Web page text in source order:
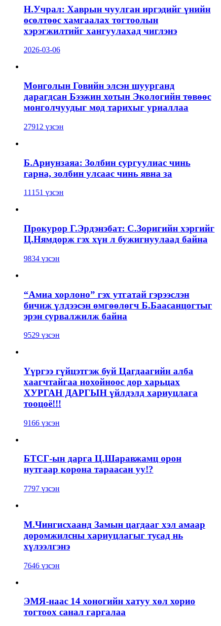
Н.Учрал: Хаврын чуулган иргэдийг үнийн
өсөлтөөс хамгаалах тогтоолын
хэрэгжилтийг хангуулахад чиглэнэ
2026-03-06
Монголын Говийн элсэн шуурганд
дарагдсан Бээжин хотын Экологийн төвөөс
монголчуудыг мод тарихыг уриаллаа
27912 үзсэн
Б.Ариунзаяа: Золбин сургуулиас чинь
гарна, золбин улсаас чинь явна за
11151 үзсэн
Прокурор Г.Эрдэнэбат: С.Зоригийн хэргийг
Ц.Нямдорж гэх хүн л бужигнуулаад байна
9834 үзсэн
“Амиа хорлоно” гэх утгатай гэрээслэн
бичиж үлдээсэн өмгөөлөгч Б.Баасанцогтыг
эрэн сурвалжилж байна
9529 үзсэн
Үүргээ гүйцэтгэж буй Цагдаагийн алба
хаагчтайгаа нохойноос дор харьцах
ХУРГАН ДАРГЫН үйлдэлд хариуцлага
тооцоё!!!
9166 үзсэн
БТСГ-ын дарга Ц.Шаравжамц орон
нутгаар корона тараасан уу!?
7797 үзсэн
М.Чингисхаанд Замын цагдааг хэл амаар
доромжилсны хариуцлагыг тусад нь
хүлээлгэнэ
7646 үзсэн
ЭМЯ-наас 14 хоногийн хатуу хөл хорио
тогтоох санал гаргалаа